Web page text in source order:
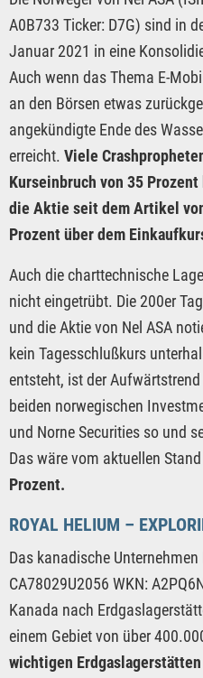
A0B733 Ticker: D7G) sind in
Januar 2021 in eine
Auch wenn das Thema E-
an den Börsen etwas
angekündigte Ende des
erreicht. Viele
Kurseinbruch von 35
die Aktie seit dem Artikel
Prozent über dem
Auch die charttechnische
nicht eingetrübt. Die 200er
und die Aktie von Nel ASA
kein Tagesschlußkurs
entsteht, ist der
beiden norwegischen
und Norne Securities so und
Das wäre vom aktuellen
Prozent.
ROYAL HELIUM –
Das kanadische Unternehmen
CA78029U2056 WKN:
Kanada nach
einem Gebiet von über
wichtigen